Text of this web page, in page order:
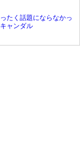
たく話題にならなかっ
ャンダル